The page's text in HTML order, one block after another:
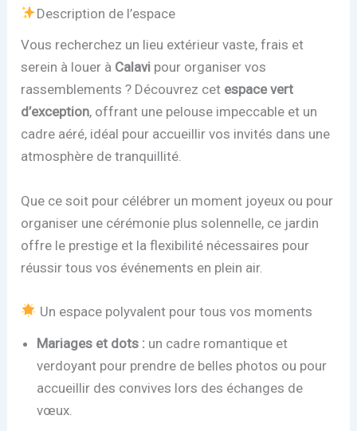
Description de l’espace
Vous recherchez un lieu extérieur vaste, frais et
serein à louer à Calavi pour organiser vos
rassemblements ? Découvrez cet espace vert
d’exception, offrant une pelouse impeccable et un
cadre aéré, idéal pour accueillir vos invités dans une
atmosphère de tranquillité.
Que ce soit pour célébrer un moment joyeux ou pour
organiser une cérémonie plus solennelle, ce jardin
offre le prestige et la flexibilité nécessaires pour
réussir tous vos événements en plein air.
Un espace polyvalent pour tous vos moments
Mariages et dots : un cadre romantique et
verdoyant pour prendre de belles photos ou pour
accueillir des convives lors des échanges de
vœux.